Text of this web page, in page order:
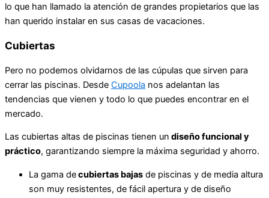
lo que han llamado la atención de grandes propietarios que las
han querido instalar en sus casas de vacaciones.
Cubiertas
Pero no podemos olvidarnos de las cúpulas que sirven para
cerrar las piscinas. Desde Cupoola nos adelantan las
tendencias que vienen y todo lo que puedes encontrar en el
mercado.
Las cubiertas altas de piscinas tienen un diseño funcional y
práctico, garantizando siempre la máxima seguridad y ahorro.
La gama decubiertas bajas de piscinas y de media altura
son muy resistentes, de fácil apertura y de diseño